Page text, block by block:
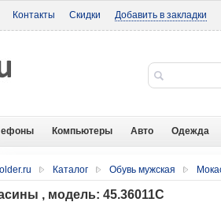
Контакты Скидки Добавить в закладки
Компьютеры Авто Одежда
Каталог Обувь мужская
, модель: 45.36011C